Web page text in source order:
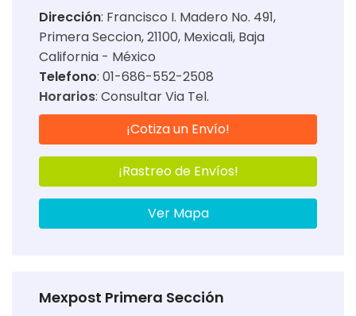
Dirección: Francisco I. Madero No. 491,
Primera Seccion, 21100, Mexicali, Baja
California - México
Telefono: 01-686-552-2508
Horarios: Consultar Via Tel.
¡Cotiza un Envío!
¡Rastreo de Envíos!
Ver Mapa
Mexpost Primera Sección